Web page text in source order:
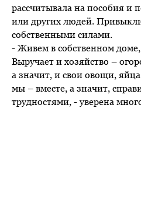
рассчитывала на пособия и
или других людей. Привыкли
собственными силами.
- Живем в собственном доме,
Выручает и хозяйство –
а значит, и свои овощи,
мы – вместе, а значит,
трудностями, - уверена